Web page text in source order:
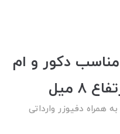
قاب چراغ خطی کد ۱۵ مناسب دکور و ام